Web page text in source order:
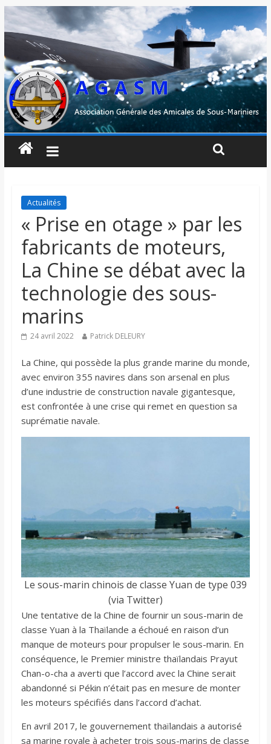
Actualités
« Prise en otage » par les
fabricants de moteurs,
La Chine se débat avec la
technologie des sous-
marins
24 avril 2022 Patrick DELEURY
La Chine, qui possède la plus grande marine du monde,
avec environ 355 navires dans son arsenal en plus
d’une industrie de construction navale gigantesque,
est confrontée à une crise qui remet en question sa
suprématie navale.
Le sous-marin chinois de classe Yuan de type 039
(via Twitter)
Une tentative de la Chine de fournir un sous-marin de
classe Yuan à la Thaïlande a échoué en raison d’un
manque de moteurs pour propulser le sous-marin. En
conséquence, le Premier ministre thaïlandais Prayut
Chan-o-cha a averti que l’accord avec la Chine serait
abandonné si Pékin n’était pas en mesure de monter
les moteurs spécifiés dans l’accord d’achat.
En avril 2017, le gouvernement thaïlandais a autorisé
sa marine royale à acheter trois sous-marins de classe